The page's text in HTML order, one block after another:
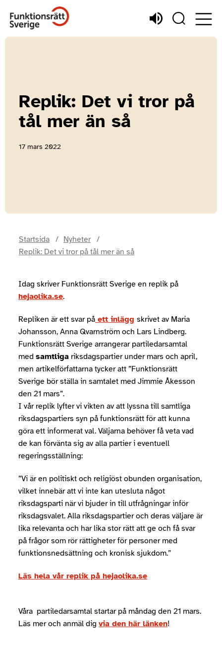
Replik: Det vi tror på
tål mer än så
17 mars 2022
Startsida
Nyheter
Replik: Det vi tror på tål mer än så
Idag skriver Funktionsrätt Sverige en replik på
hejaolika.se.
Repliken är ett svar på ett inlägg skrivet av Maria
Johansson, Anna Qvarnström och Lars Lindberg.
Funktionsrätt Sverige arrangerar partiledarsamtal
med samtliga riksdagspartier under mars och april,
men artikelförfattarna tycker att ”Funktionsrätt
Sverige bör ställa in samtalet med Jimmie Åkesson
den 21 mars”.
I vår replik lyfter vi vikten av att lyssna till samtliga
riksdagspartiers syn på funktionsrätt för att kunna
göra ett informerat val. Väljarna behöver få veta vad
de kan förvänta sig av alla partier i eventuell
regeringsställning:
”Vi är en politiskt och religiöst obunden organisation,
vilket innebär att vi inte kan utesluta något
riksdagsparti när vi bjuder in till utfrågningar inför
riksdagsvalet. Alla riksdagspartier och deras väljare är
lika relevanta och har lika stor rätt att ge och få svar
på frågor som rör rättigheter för personer med
funktionsnedsättning och kronisk sjukdom.”
Läs hela vår replik på hejaolika.se
Våra partiledarsamtal startar på måndag den 21 mars.
Läs mer och anmäl dig via den här länken!